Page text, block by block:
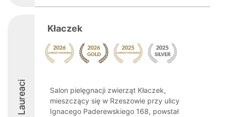
Laureaci
Kłaczek
Salon pielęgnacji zwierząt Kłaczek,
mieszczący się w Rzeszowie przy ulicy
Ignacego Paderewskiego 168, powstał